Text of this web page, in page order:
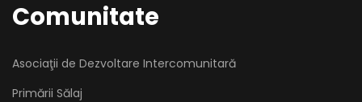
Comunitate
Asociaţii de Dezvoltare Intercomunitară
Primării Sălaj